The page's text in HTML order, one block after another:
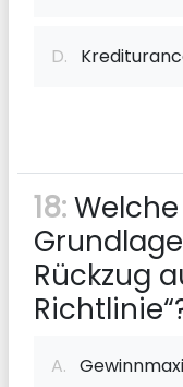
D.
18:
Rückzug
A.